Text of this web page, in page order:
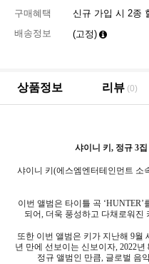
구매혜택
신규 가입 시 2종
배송정보
(고정)
상품정보 리뷰 (0)
샤이니 키, 정규 3집
샤이니 키(에스엠엔터테인먼트 소
이번 앨범은 타이틀 곡 ‘HUNTER’
되어 더욱 풍성하고 다채로워진
또한 이번 앨범은 키가 지난해 9월
년 만에 선보이는 신보이자, 2022년
정규 앨범인 만큼 글로벌 음